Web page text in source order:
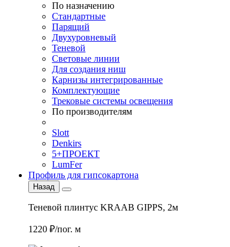
По назначению
Стандартные
Парящий
Двухуровневый
Теневой
Световые линии
Для создания ниш
Карнизы интегрированные
Комплектующие
Трековые системы освещения
По производителям
Slott
Denkirs
5+ПРОЕКТ
LumFer
Профиль для гипсокартона
Назад
Теневой плинтус KRAAB GIPPS, 2м
1220 ₽/пог. м